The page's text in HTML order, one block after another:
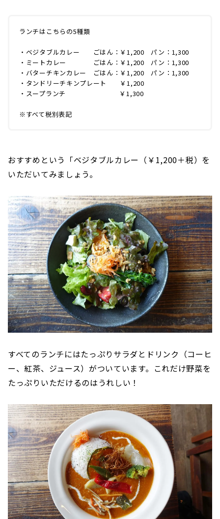
ランチはこちらの5種類
・ベジタブルカレー ごはん：￥1,200 パン：1,300
・ミートカレー ごはん：￥1,200 パン：1,300
・バターチキンカレー ごはん：￥1,200 パン：1,300
・タンドリーチキンプレート ￥1,200
・スープランチ ￥1,300
※すべて税別表記
おすすめという「ベジタブルカレー（￥1,200＋税）を
いただいてみましょう。
すべてのランチにはたっぷりサラダとドリンク（コーヒ
ー、紅茶、ジュース）がついています。これだけ野菜を
たっぷりいただけるのはうれしい！